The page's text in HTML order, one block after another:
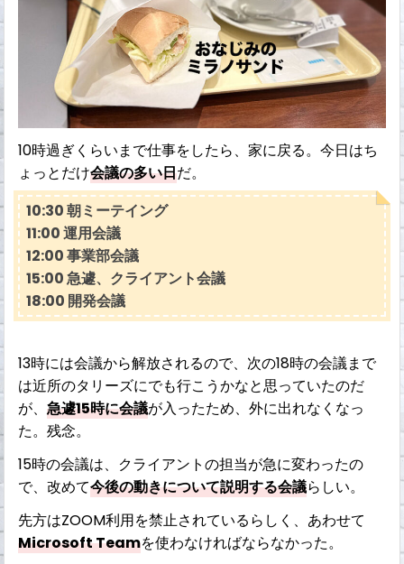
10時過ぎくらいまで仕事をしたら、家に戻る。今日はち
ょっとだけ会議の多い日だ。
10:30 朝ミーテイング
11:00 運用会議
12:00 事業部会議
15:00 急遽、クライアント会議
18:00 開発会議
13時には会議から解放されるので、次の18時の会議まで
は近所のタリーズにでも行こうかなと思っていたのだ
が、急遽15時に会議が入ったため、外に出れなくなっ
た。残念。
15時の会議は、クライアントの担当が急に変わったの
で、改めて今後の動きについて説明する会議らしい。
先方はZOOM利用を禁止されているらしく、あわせて
Microsoft Teamを使わなければならなかった。